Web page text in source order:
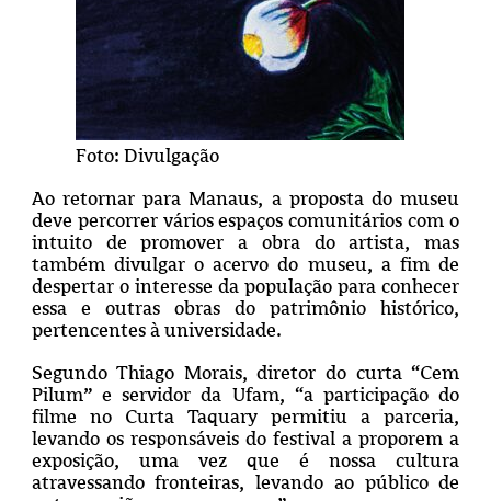
Foto: Divulgação
Ao retornar para Manaus, a proposta do museu
deve percorrer vários espaços comunitários com o
intuito de promover a obra do artista, mas
também divulgar o acervo do museu, a fim de
despertar o interesse da população para conhecer
essa e outras obras do patrimônio histórico,
pertencentes à universidade.
Segundo Thiago Morais, diretor do curta “Cem
Pilum” e servidor da Ufam, “a participação do
filme no Curta Taquary permitiu a parceria,
levando os responsáveis do festival a proporem a
exposição, uma vez que é nossa cultura
atravessando fronteiras, levando ao público de